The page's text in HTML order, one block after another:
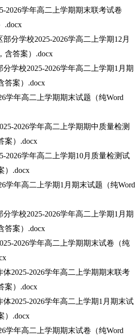
学年高二上学期期末联考试卷
.docx
学校2025-2026学高二上学期12月
含答案）.docx
校2025-2026学年高二上学期1月期
答案）.docx
年高二上学期期末试题（纯Word
2026学年高二上学期期中质量检测
案）.docx
学年高二上学期10月质量检测试
）.docx
年高二上学期1月期末试题（纯Word
校2025-2026学年高二上学期1月期
答案）.docx
2026学年高二上学期期末试卷（纯
2026学年高二上学期期末联考
案）.docx
2026学年高二上学期1月期末试
）.docx
年高二上学期期末试卷（纯Word